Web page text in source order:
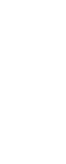
aos favoritos